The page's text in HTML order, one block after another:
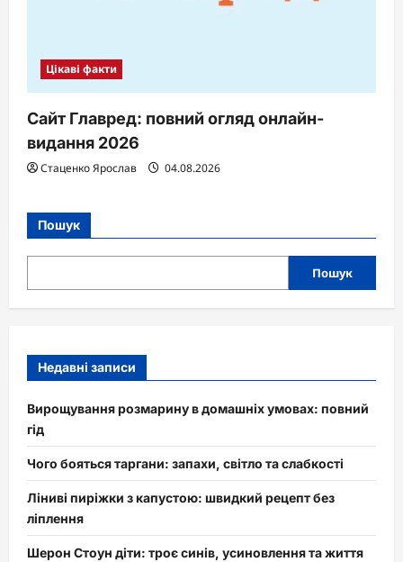
Цікаві факти
Сайт Главред: повний огляд онлайн-
видання 2026
Стаценко Ярослав 04.08.2026
Пошук
Пошук
Недавні записи
Вирощування розмарину в домашніх умовах: повний
гід
Чого бояться таргани: запахи, світло та слабкості
Ліниві пиріжки з капустою: швидкий рецепт без
ліплення
Шерон Стоун діти: троє синів, усиновлення та життя